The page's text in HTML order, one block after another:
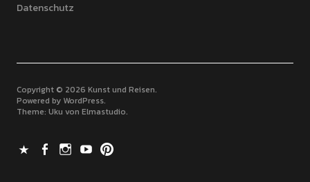
Datenschutz
Copyright © 2026 Kunst und Reisen
Powered by WordPress
Theme: Uku von Elmastudio